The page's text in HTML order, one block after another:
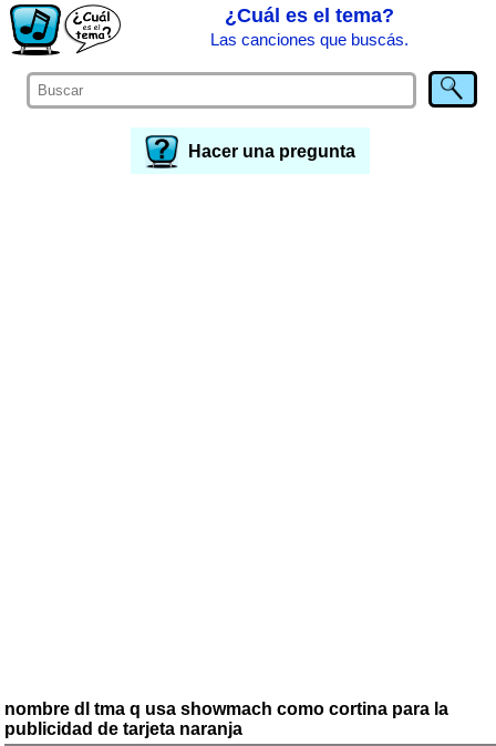
¿Cuál es el tema?
Las canciones que buscás.
Hacer una pregunta
nombre dl tma q usa showmach como cortina para la
publicidad de tarjeta naranja